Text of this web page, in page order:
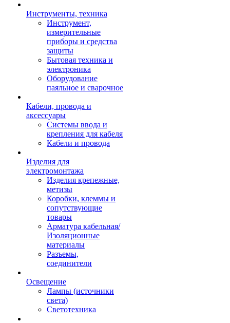
Инструменты, техника
Инструмент,
измерительные
приборы и средства
защиты
Бытовая техника и
электроника
Оборудование
паяльное и сварочное
Кабели, провода и
аксессуары
Системы ввода и
крепления для кабеля
Кабели и провода
Изделия для
электромонтажа
Изделия крепежные,
метизы
Коробки, клеммы и
сопутствующие
товары
Арматура кабельная/
Изоляционные
материалы
Разъемы,
соединители
Освещение
Лампы (источники
света)
Светотехника